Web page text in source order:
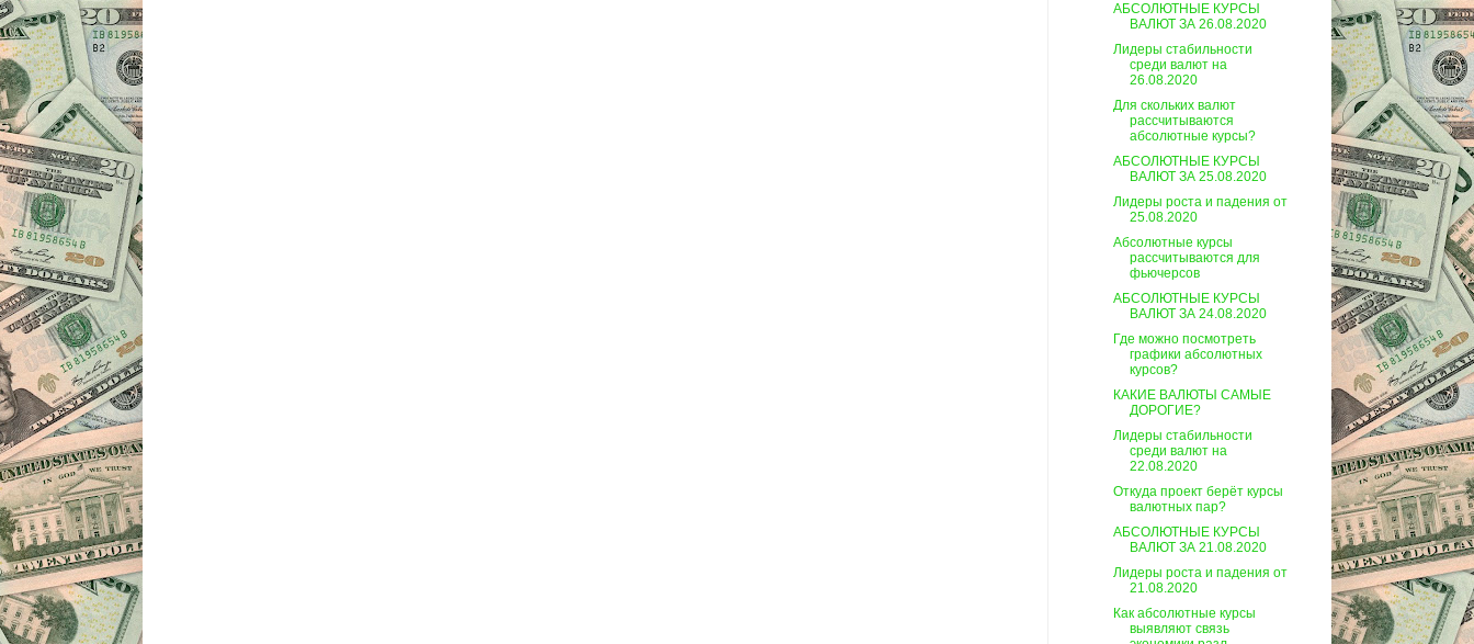
АБСОЛЮТНЫЕ КУРСЫ
ВАЛЮТ ЗА 26.08.2020
Лидеры стабильности
среди валют на
26.08.2020
Для скольких валют
рассчитываются
абсолютные курсы?
АБСОЛЮТНЫЕ КУРСЫ
ВАЛЮТ ЗА 25.08.2020
Лидеры роста и падения от
25.08.2020
Абсолютные курсы
рассчитываются для
фьючерсов
АБСОЛЮТНЫЕ КУРСЫ
ВАЛЮТ ЗА 24.08.2020
Где можно посмотреть
графики абсолютных
курсов?
КАКИЕ ВАЛЮТЫ САМЫЕ
ДОРОГИЕ?
Лидеры стабильности
среди валют на
22.08.2020
Откуда проект берёт курсы
валютных пар?
АБСОЛЮТНЫЕ КУРСЫ
ВАЛЮТ ЗА 21.08.2020
Лидеры роста и падения от
21.08.2020
Как абсолютные курсы
выявляют связь